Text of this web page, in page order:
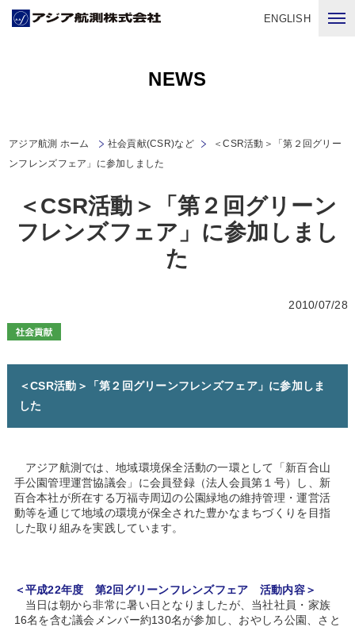
ENGLISH
NEWS
アジア航測 ホーム 社会貢献(CSR)など
＜CSR活動＞「第２回グリー
ンフレンズフェア」に参加しました
＜CSR活動＞「第２回グリーン
フレンズフェア」に参加しまし
た
2010/07/28
＜CSR活動＞「第２回グリーンフレンズフェア」に参加しま
した
アジア航測では、地域環境保全活動の一環として「新百合山
手公園管理運営協議会」に会員登録（法人会員第１号）し、新
百合本社が所在する万福寺周辺の公園緑地の維持管理・運営活
動等を通じて地域の環境が保全された豊かなまちづくりを目指
した取り組みを実践しています。
＜平成22年度 第2回グリーンフレンズフェア 活動内容＞
当日は朝から非常に暑い日となりましたが、当社社員・家族
16名を含む議会メンバー約130名が参加し、おやしろ公園、さと